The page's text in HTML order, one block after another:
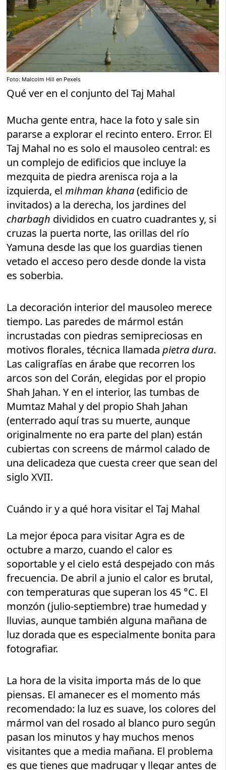
Foto: Malcolm Hill en Pexels
Qué ver en el conjunto del Taj Mahal
Mucha gente entra, hace la foto y sale sin
pararse a explorar el recinto entero. Error. El
Taj Mahal no es solo el mausoleo central: es
un complejo de edificios que incluye la
mezquita de piedra arenisca roja a la
izquierda, elmihman khana(edificio de
invitados) a la derecha, los jardines del
charbagh divididos en cuatro cuadrantes y, si
cruzas la puerta norte, las orillas del río
Yamuna desde las que los guardias tienen
vetado el acceso pero desde donde la vista
es soberbia.
La decoración interior del mausoleo merece
tiempo. Las paredes de mármol están
incrustadas con piedras semipreciosas en
motivos florales, técnica llamadapietra dura.
Las caligrafías en árabe que recorren los
arcos son del Corán, elegidas por el propio
Shah Jahan. Y en el interior, las tumbas de
Mumtaz Mahal y del propio Shah Jahan
(enterrado aquí tras su muerte, aunque
originalmente no era parte del plan) están
cubiertas con screens de mármol calado de
una delicadeza que cuesta creer que sean del
siglo XVII.
Cuándo ir y a qué hora visitar el Taj Mahal
La mejor época para visitar Agra es de
octubre a marzo, cuando el calor es
soportable y el cielo está despejado con más
frecuencia. De abril a junio el calor es brutal,
con temperaturas que superan los 45 °C. El
monzón (julio-septiembre) trae humedad y
lluvias, aunque también alguna mañana de
luz dorada que es especialmente bonita para
fotografiar.
La hora de la visita importa más de lo que
piensas. El amanecer es el momento más
recomendado: la luz es suave, los colores del
mármol van del rosado al blanco puro según
pasan los minutos y hay muchos menos
visitantes que a media mañana. El problema
es que tienes que madrugar y llegar antes de